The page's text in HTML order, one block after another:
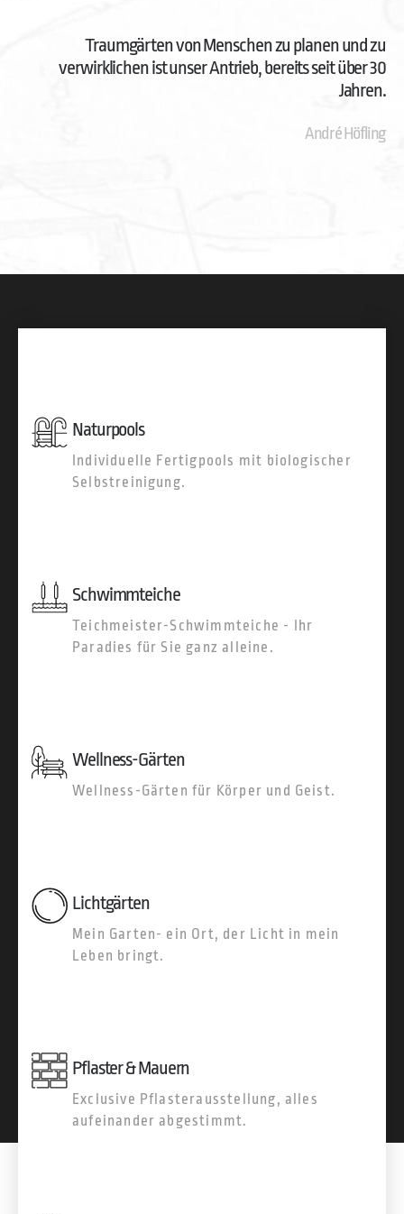
Traumgärten von Menschen zu planen und zu
verwirklichen ist unser Antrieb, bereits seit über 30
Jahren.
André Höfling
Naturpools
Individuelle Fertigpools mit biologischer
Selbstreinigung.
Schwimmteiche
Teichmeister-Schwimmteiche - Ihr
Paradies für Sie ganz alleine.
Wellness-Gärten
Wellness-Gärten für Körper und Geist.
Lichtgärten
Mein Garten- ein Ort, der Licht in mein
Leben bringt.
Pflaster & Mauern
Exclusive Pflasterausstellung, alles
aufeinander abgestimmt.